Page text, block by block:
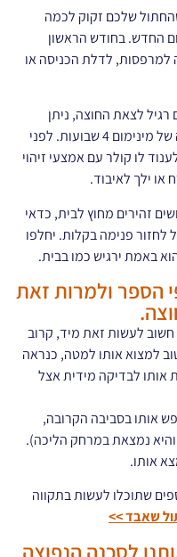
שלכם זקוק לכמה
החדש. בחודש הראשון
לדלת הכניסה או
לצאת החוצה, ניתן
לאפשר לו לצאת רק לאחר תקופת קליטה של מינימום 4 שבועות. לפני
לו קולר עם אמצעי זיהוי
ילך לאיבוד.
זהירים מחוץ לבית, כדאי
לחזור פנימה בקלות. יחלפו
באמת ירגיש כמו בבית.
הספר ולמרות זאת
חשוב לעשות זאת מיד, קרוב
למצוא אותו למטה, כנראה
אותו לבדיקה מידית אצל
אותו בסביבה הקרובה,
נמצאת במרחק הליכה).
אותו.
שתוכלו לעשות בתקווה
שאבד >>